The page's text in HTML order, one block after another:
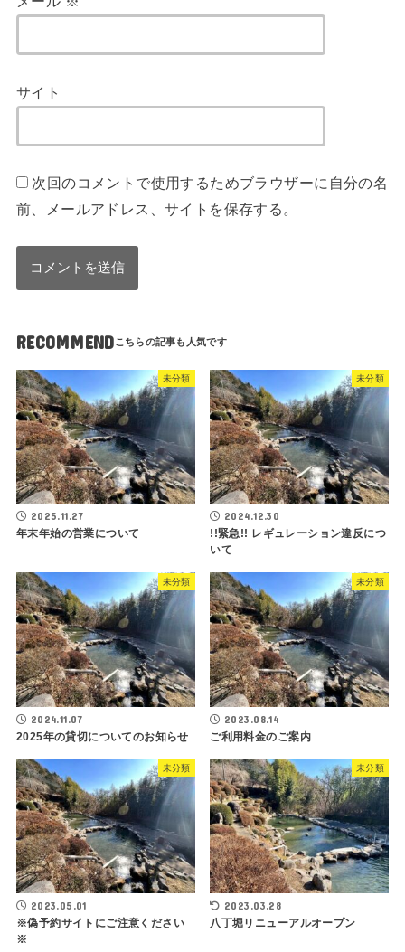
サイト
次回のコメントで使用するためブラウザーに自分の名
前、メールアドレス、サイトを保存する。
RECOMMEND
未分類
2025.11.27
年末年始の営業について
未分類
2024.12.30
!!緊急!! レギュレーション違反につ
いて
未分類
2024.11.07
2025年の貸切についてのお知らせ
未分類
2023.08.14
ご利用料金のご案内
未分類
2023.05.01
※偽予約サイトにご注意ください
※
未分類
2023.03.28
八丁堀リニューアルオープン